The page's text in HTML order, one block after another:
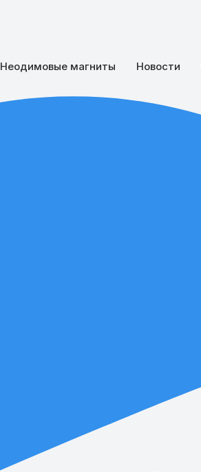
Неодимовые магниты Новости